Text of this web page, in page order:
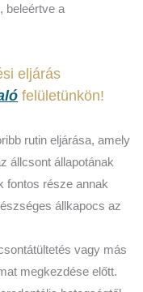
beleértve a
eljárás
felületünkön!
rutin eljárása, amely
állcsont állapotának
fontos része annak
állkapocs az
vagy más
megkezdése előtt.